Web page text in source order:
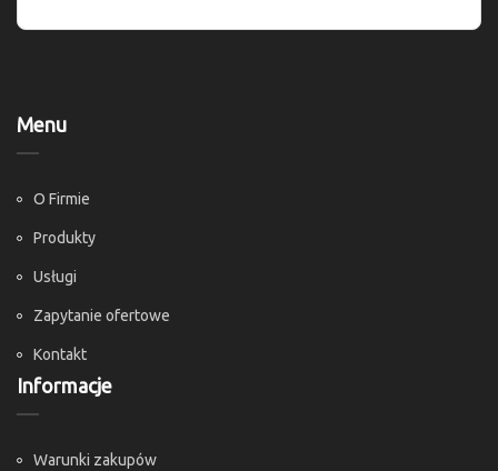
Menu
O Firmie
Produkty
Usługi
Zapytanie ofertowe
Kontakt
Informacje
Warunki zakupów